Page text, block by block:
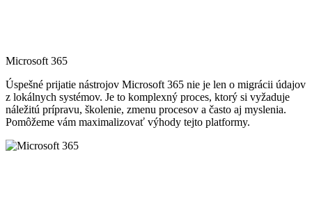
Microsoft 365
Úspešné prijatie nástrojov Microsoft 365 nie je len o migrácii údajov
z lokálnych systémov. Je to komplexný proces, ktorý si vyžaduje
náležitú prípravu, školenie, zmenu procesov a často aj myslenia.
Pomôžeme vám maximalizovať výhody tejto platformy.